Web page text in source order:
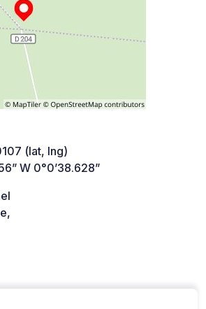
(lat, lng)
W 0°0’38.628”